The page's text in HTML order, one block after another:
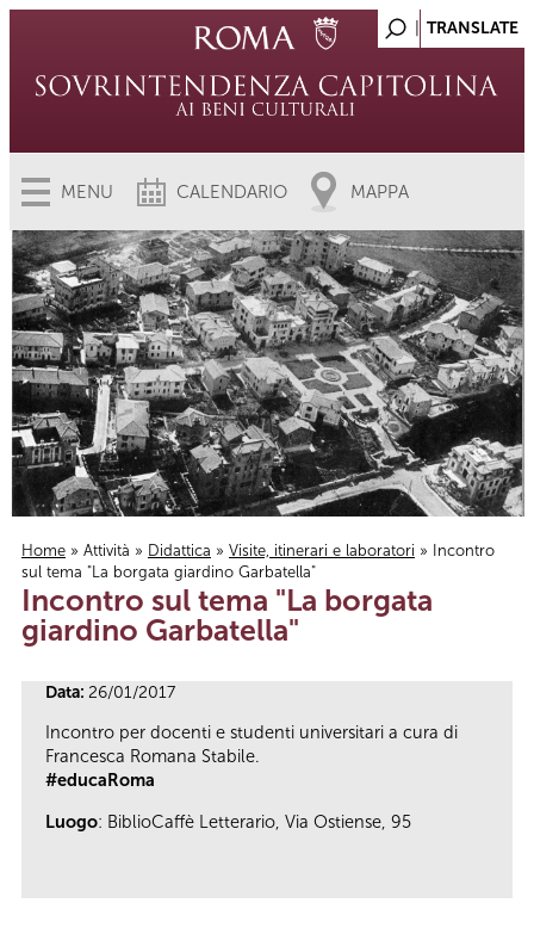
MENU CALENDARIO MAPPA
Tu sei qui
Home » Attività » Didattica » Visite, itinerari e laboratori » Incontro
sul tema "La borgata giardino Garbatella"
Incontro sul tema "La borgata
giardino Garbatella"
Data: 26/01/2017
Incontro per docenti e studenti universitari a cura di
Francesca Romana Stabile.
#educaRoma
Luogo: BiblioCaffè Letterario, Via Ostiense, 95